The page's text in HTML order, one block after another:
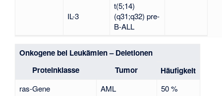
IL-3
t(5;14)
(q31;q32) pre-
B-ALL
Onkogene bei Leukämien – Deletionen
Proteinklasse
Tumor Häufigkeit
ras-Gene AML
50 %